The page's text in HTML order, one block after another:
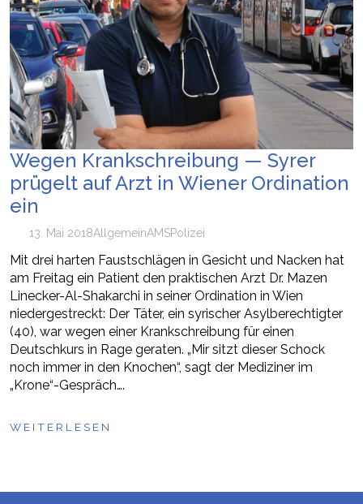
Wegen Krankschreibung — Syrer
prügelt auf Arzt in Wiener Ordination
ein
13. Mai 2018AllgemeinAMSPolizei
Mit drei harten Faustschlägen in Gesicht und Nacken hat
am Freitag ein Patient den praktischen Arzt Dr. Mazen
Linecker-Al-Shakarchi in seiner Ordination in Wien
niedergestreckt: Der Täter, ein syrischer Asylberechtigter
(40), war wegen einer Krankschreibung für einen
Deutschkurs in Rage geraten. „Mir sitzt dieser Schock
noch immer in den Knochen“, sagt der Mediziner im
„Krone“-Gespräch….
WEITERLESEN